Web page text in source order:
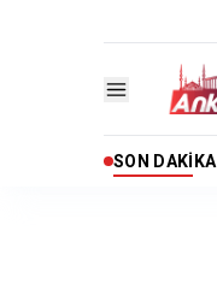
SON DAKIKA